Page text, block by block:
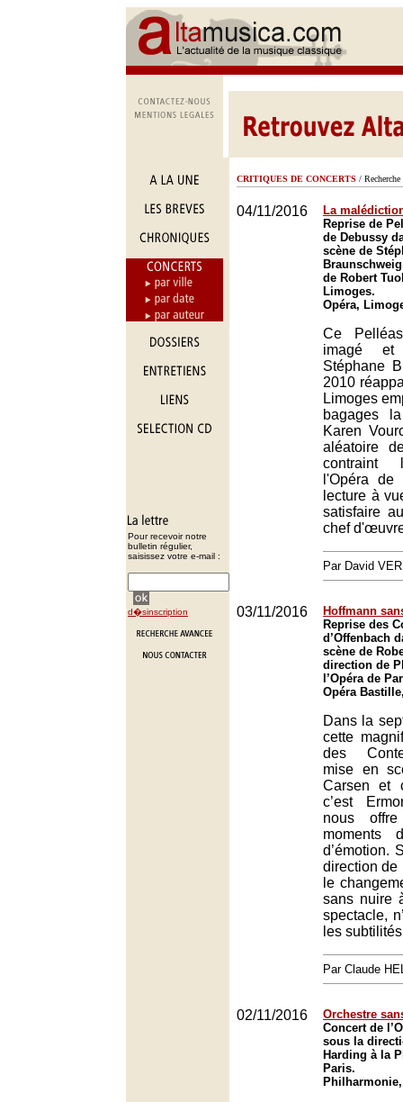
Pour recevoir notre
bulletin régulier,
saisissez votre e-mail :
d�sinscription
CRITIQUES DE CONCERTS / Recherche
04/11/2016
La
Reprise de
de Debussy
scène de
de Robert
Limoges.
Opéra,
Ce
imagé et
Stéphane
2010
Limoges
bagages
Karen
aléatoire
contraint
l'Opéra de
lecture à
satisfaire
chef
Par David
03/11/2016
Hoffmann
Reprise des
d’Offenbach
scène de
direction de
l’Opéra de
Opéra
Dans la
cette
des
mise en
Carsen et
c’est
nous
moments
d’émotion.
direction de
le
sans nuire
spectacle,
les
Par Claude
02/11/2016
Orchestre
Concert de
sous la
Harding à la
Paris.